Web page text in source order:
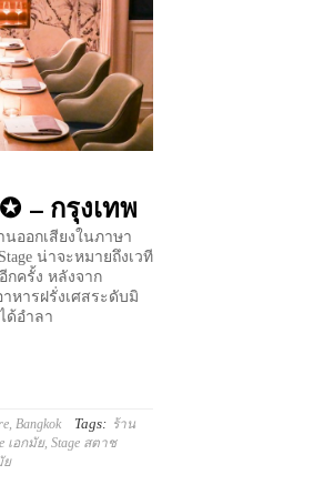
– กรุงเทพ
นออกเสียงในภาษา
น่าจะหมายถึงเวที
กครั้ง หลังจาก
าหารฝรั่งเศสระดับมิ
ด้อำลา
, Bangkok Tags: ร้าน
เอกมัย, Stage สตาช
ย